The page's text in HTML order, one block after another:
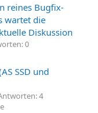
reines Bugfix-
wartet die
Diskussion
0
SSD und
4